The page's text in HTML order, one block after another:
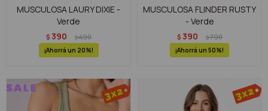
MUSCULOSA LAURY DIXIE -
Verde
$ 390 $490
20
MUSCULOSA FLINDER RUSTY
- Verde
$ 390 $790
50